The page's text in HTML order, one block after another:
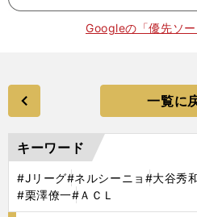
Googleの「優先ソ
一覧に
キーワード
#Jリーグ#ネルシーニョ #大谷秀
#栗澤僚一#ＡＣＬ